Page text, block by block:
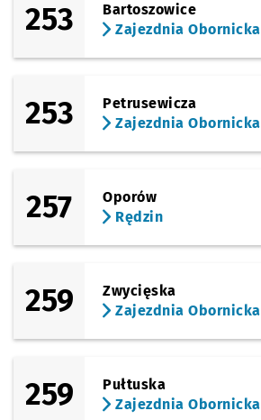
253
Bartoszowice
Zajezdnia Obornicka
253
Petrusewicza
Zajezdnia Obornicka
257
Oporów
Rędzin
259
Zwycięska
Zajezdnia Obornicka
259
Pułtuska
Zajezdnia Obornicka